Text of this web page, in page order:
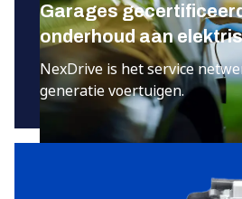
Garages
onderhoud aan
NexDrive is het service
generatie voertuigen.